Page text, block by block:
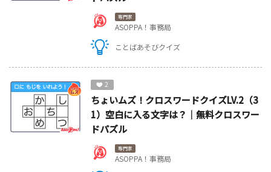
専門家
ASOPPA！事務局
ことばあそびクイズ
2
ちょいムズ！クロスワードクイズLV.2（3
1）空白に入る文字は？｜無料クロスワー
ドパズル
専門家
ASOPPA！事務局